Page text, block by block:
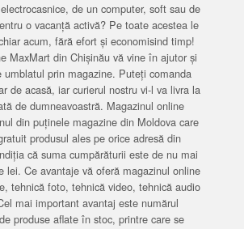
de un computer, soft sau de
o vacanță activă? Pe toate acestea le
acum, fără efort și economisind timp!
MaxMart din Chișinău vă vine în ajutor și
umblatul prin magazine. Puteți comanda
de acasă, iar curierul nostru vi-l va livra la
de dumneavoastră. Magazinul online
din puținele magazine din Moldova care
produsul ales pe orice adresă din
că suma cumpărăturii este de nu mai
lei. Ce avantaje vă oferă magazinul online
tehnică foto, tehnică video, tehnică audio
mai important avantaj este numărul
produse aflate în stoc, printre care se